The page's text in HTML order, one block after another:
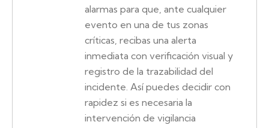
alarmas para que, ante cualquier
evento en una de tus zonas
críticas, recibas una alerta
inmediata con verificación visual y
registro de la trazabilidad del
incidente. Así puedes decidir con
rapidez si es necesaria la
intervención de vigilancia